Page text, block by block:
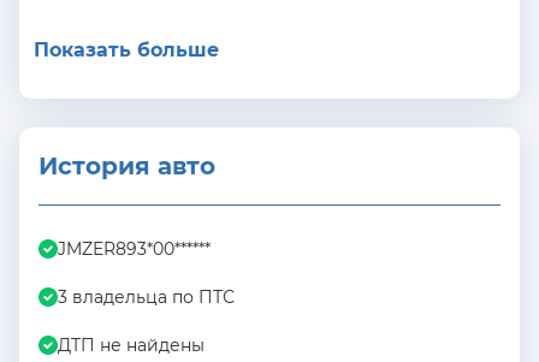
Показать больше
История авто
JMZER893*00******
3 владельца по ПТС
ДТП не найдены